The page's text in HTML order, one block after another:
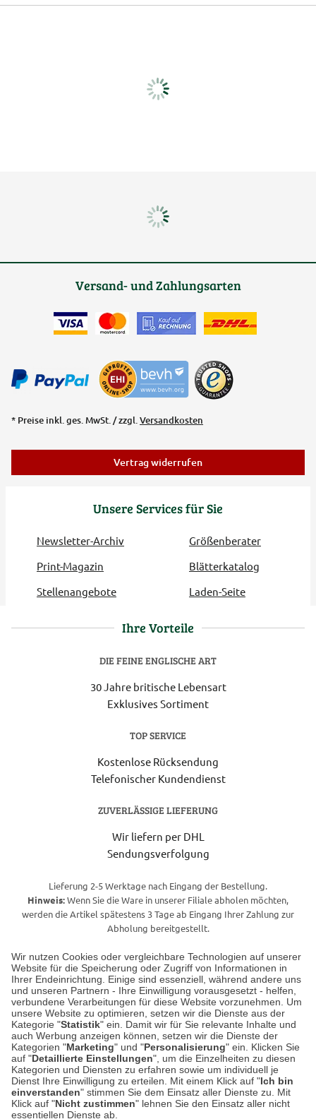
Wir nutzen Cookies oder vergleichbare Technologien auf unserer
Website für die Speicherung oder Zugriff von Informationen in
Ihrer Endeinrichtung. Einige sind essenziell, während andere uns
und unseren Partnern - Ihre Einwilligung vorausgesetzt - helfen,
verbundene Verarbeitungen für diese Website vorzunehmen. Um
unsere Website zu optimieren, setzen wir die Dienste aus der
Kategorie "Statistik" ein. Damit wir für Sie relevante Inhalte und
auch Werbung anzeigen können, setzen wir die Dienste der
Kategorien "Marketing" und "Personalisierung" ein. Klicken Sie
auf "Detaillierte Einstellungen", um die Einzelheiten zu diesen
Kategorien und Diensten zu erfahren sowie um individuell je
Dienst Ihre Einwilligung zu erteilen. Mit einem Klick auf "Ich bin
einverstanden" stimmen Sie dem Einsatz aller Dienste zu. Mit
Klick auf "Nicht zustimmen" lehnen Sie den Einsatz aller nicht
essentiellen Dienste ab.
Unsere Services für Sie
Newsletter-Archiv
Größenberater
Print-Magazin
Blätterkatalog
Stellenangebote
Laden-Seite
Versand- und Zahlungsarten
* Preise inkl. ges. MwSt. / zzgl.Versandkosten
Vertrag widerrufen
Ihre Vorteile
DIE FEINE ENGLISCHE ART
30 Jahre britische Lebensart
Exklusives Sortiment
TOP SERVICE
Kostenlose Rücksendung
Telefonischer Kundendienst
ZUVERLÄSSIGE LIEFERUNG
Wir liefern per DHL
Sendungsverfolgung
Lieferung 2-5 Werktage nach Eingang der Bestellung.
Hinweis:Wenn Sie die Ware in unserer Filiale abholen möchten,
werden die Artikel spätestens 3 Tage ab Eingang Ihrer Zahlung zur
Abholung bereitgestellt.
Unser Geschäft in Meckenheim
Auf dem Steinbüchel 6
53340 Meckenheim
Montag bis Samstag 9:00 Uhr bis 18:00 Uhr
weitere Information